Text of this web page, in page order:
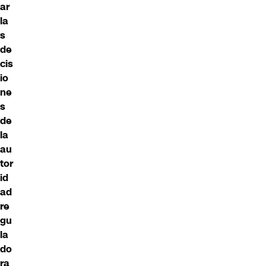
ar
la
s
de
cis
io
ne
s
de
la
au
tor
id
ad
re
gu
la
do
ra